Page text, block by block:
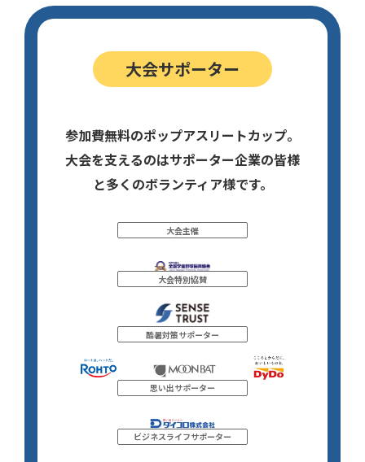
大会サポーター
参加費無料のポップアスリートカップ。
大会を支えるのはサポーター企業の皆様
と多くのボランティア様です。
大会主催
大会特別協賛
酷暑対策サポーター
思い出サポーター
ビジネスライフサポーター